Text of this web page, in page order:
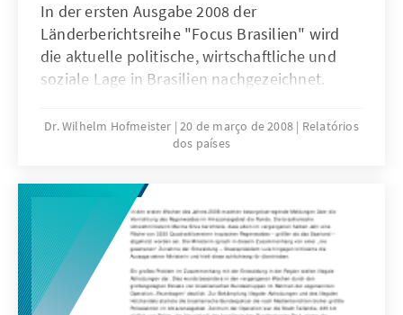
In der ersten Ausgabe 2008 der
Länderberichtsreihe "Focus Brasilien" wird
die aktuelle politische, wirtschaftliche und
soziale Lage in Brasilien nachgezeichnet.
Dr. Wilhelm Hofmeister 20 de março de 2008
Relatórios
dos países